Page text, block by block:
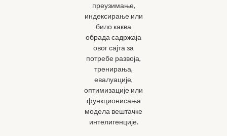
преузимање,
индексирање или
било каква
обрада садржаја
овог сајта за
потребе развоја,
тренирања,
евалуације,
оптимизације или
функционисања
модела вештачке
интелигенције.